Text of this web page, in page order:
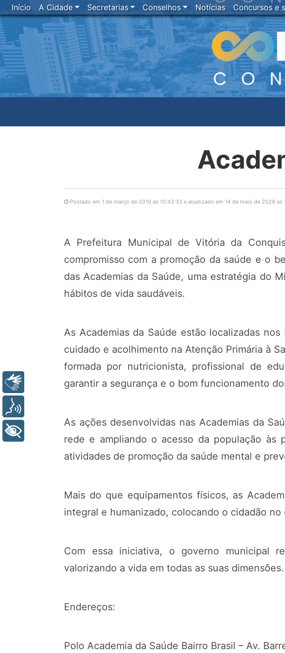
Início A Cidade Secretarias Conselhos Notícias Concursos e
Postado em 1 de março de 2019 as 10:43:33 e atualizado em 14 de maio de 2026 as
A Prefeitura Municipal de Vitória da
compromisso com a promoção da saúde e o
das Academias da Saúde, uma estratégia do
hábitos de vida saudáveis.
As Academias da Saúde estão localizadas
cuidado e acolhimento na Atenção Primária à
formada por nutricionista, profissional de
garantir a segurança e o bom funcionamento
As ações desenvolvidas nas Academias da
rede e ampliando o acesso da população às
atividades de promoção da saúde mental e
Mais do que equipamentos físicos, as
integral e humanizado, colocando o cidadão
Com essa iniciativa, o governo municipal
valorizando a vida em todas as suas dimensões.
Endereços:
Polo Academia da Saúde Bairro Brasil – Av.
+ Acessibilidade